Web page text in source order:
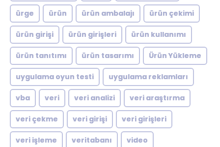
ürge ürün ürün ambalajı ürün çekimi
ürün girişi ürün girişleri ürün kullanımı
ürün tanıtımı ürün tasarımı Ürün Yükleme
uygulama oyun testi uygulama reklamları
vba veri veri analizi veri araştırma
veri çekme veri girişi veri girişleri
veri işleme veritabanı video